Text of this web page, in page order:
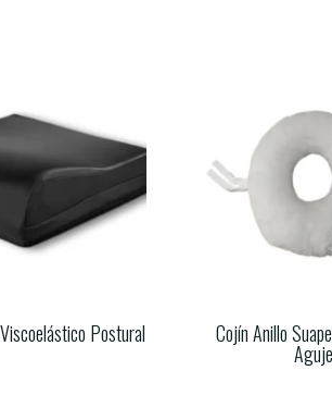
Postural Cojín Anillo